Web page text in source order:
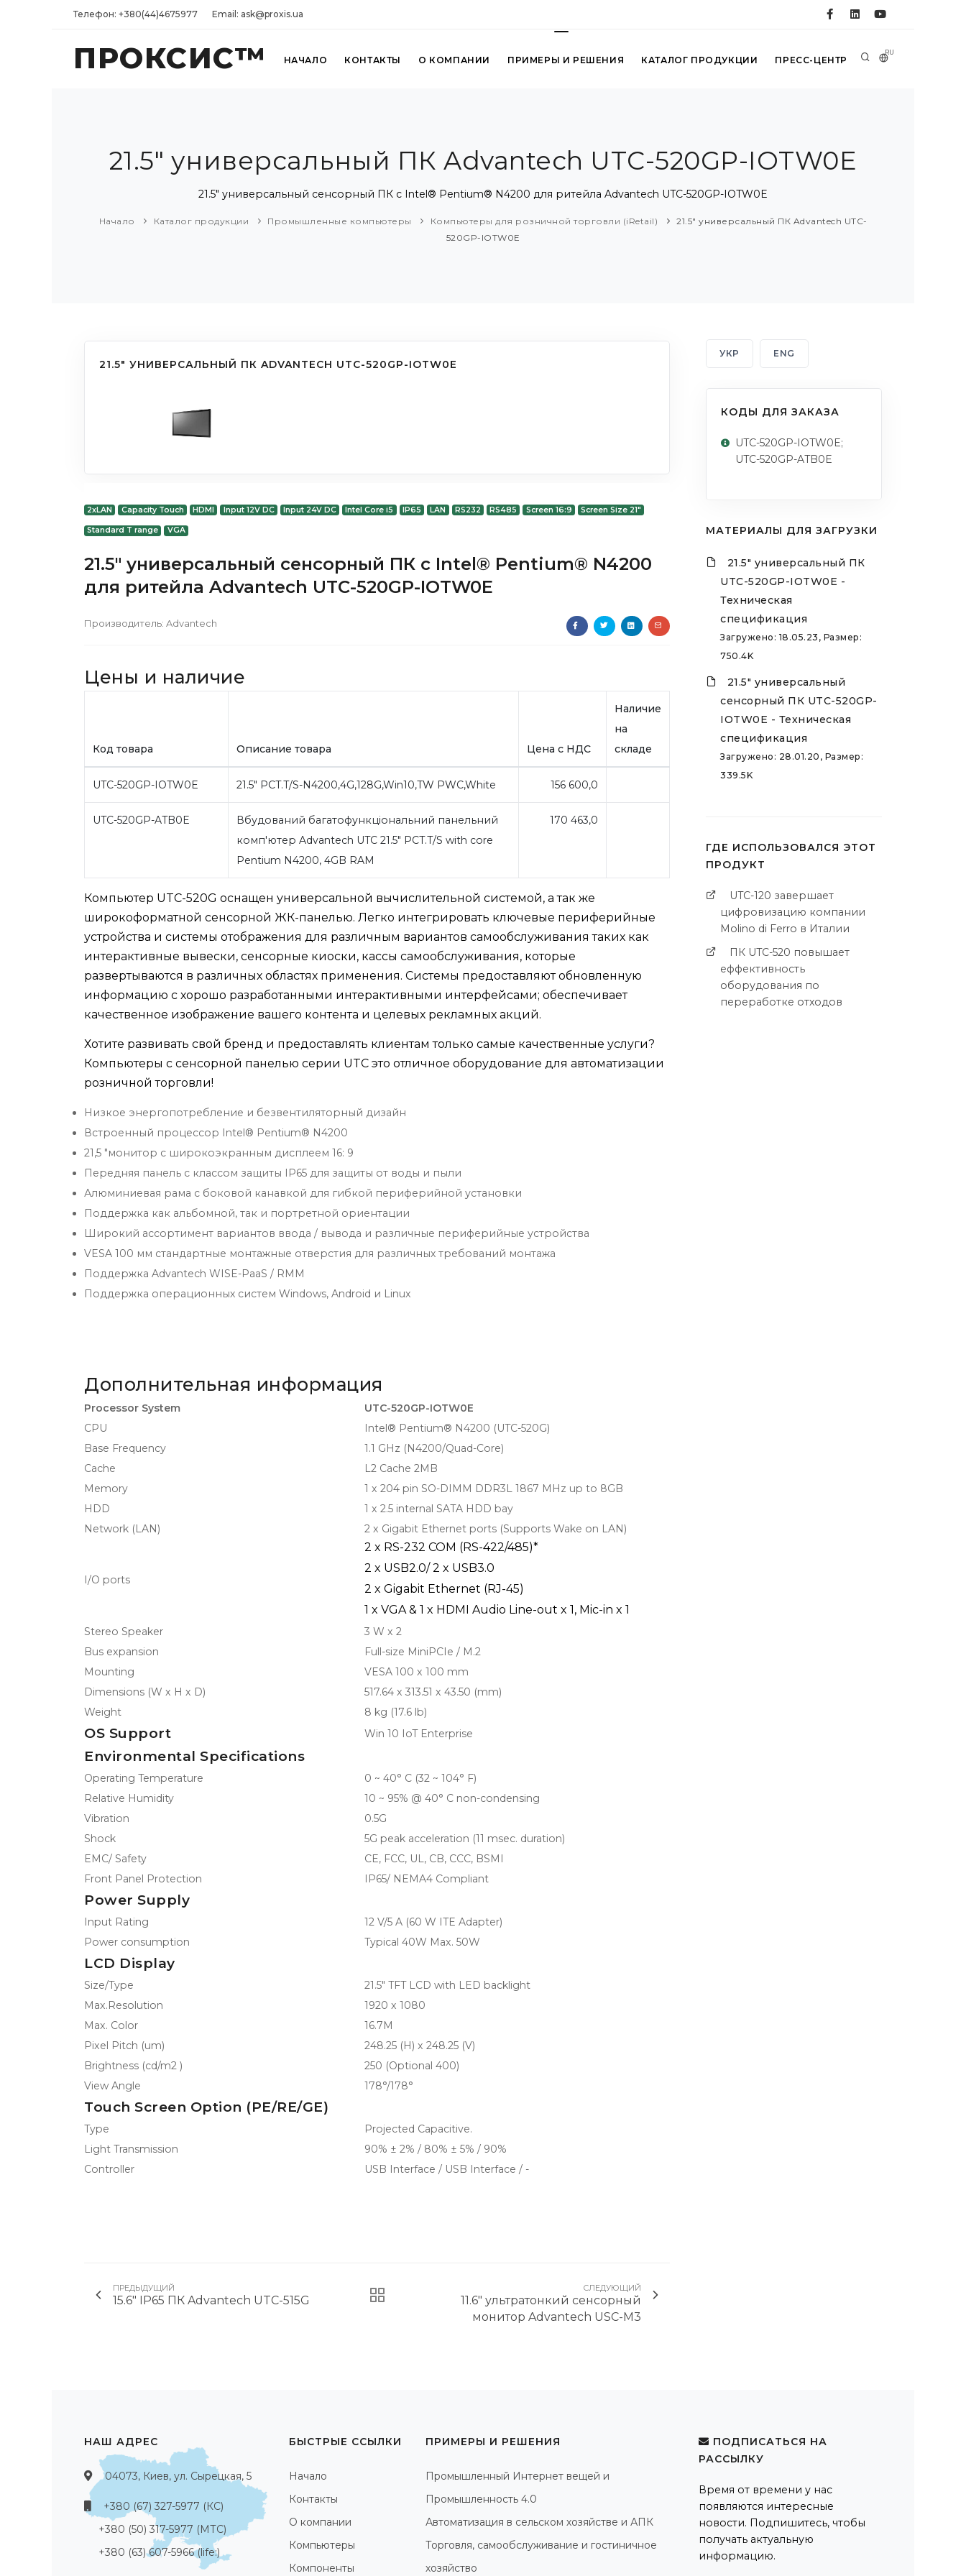
Телефон: +380(44)4675977 Email: ask@proxis.ua
ПРОКСИС™ RU
НАЧАЛО КОНТАКТЫ О КОМПАНИИ ПРИМЕРЫ И РЕШЕНИЯ КАТАЛОГ ПРОДУКЦИИ ПРЕСС-ЦЕНТР
21.5" универсальный ПК Advantech UTC-520GP-IOTW0E
21.5" универсальный сенсорный ПК с Intel® Pentium® N4200 для ритейла Advantech UTC-520GP-IOTW0E
Начало Каталог продукции Промышленные компьютеры Компьютеры для розничной торговли (iRetail)
21.5" универсальный ПК Advantech UTC-
520GP-IOTW0E
21.5" УНИВЕРСАЛЬНЫЙ ПК ADVANTECH UTC-520GP-IOTW0E
2xLAN Capacity Touch HDMI Input 12V DC Input 24V DC Intel Core i5 IP65 LAN RS232 RS485 Screen 16:9 Screen Size 21"
Standard T range VGA
21.5" универсальный сенсорный ПК с Intel® Pentium® N4200
для ритейла Advantech UTC-520GP-IOTW0E
Производитель: Advantech
Цены и наличие
Код товара Описание товара Цена с НДС
Наличие
на
складе
UTC-520GP-IOTW0E 21.5" PCT.T/S-N4200,4G,128G,Win10,TW PWC,White 156 600,0
UTC-520GP-ATB0E
Вбудований багатофункціональний панельний
комп'ютер Advantech UTC 21.5" PCT.T/S with core
Pentium N4200, 4GB RAM
170 463,0
Компьютер UTC-520G оснащен универсальной вычислительной системой, а так же
широкоформатной сенсорной ЖК-панелью. Легко интегрировать ключевые периферийные
устройства и системы отображения для различным вариантов самообслуживания таких как
интерактивные вывески, сенсорные киоски, кассы самообслуживания, которые
развертываются в различных областях применения. Системы предоставляют обновленную
информацию с хорошо разработанными интерактивными интерфейсами; обеспечивает
качественное изображение вашего контента и целевых рекламных акций.
Хотите развивать свой бренд и предоставлять клиентам только самые качественные услуги?
Компьютеры с сенсорной панелью серии UTC это отличное оборудование для автоматизации
розничной торговли!
Низкое энергопотребление и безвентиляторный дизайн
Встроенный процессор Intel® Pentium® N4200
21,5 "монитор с широкоэкранным дисплеем 16: 9
Передняя панель с классом защиты IP65 для защиты от воды и пыли
Алюминиевая рама с боковой канавкой для гибкой периферийной установки
Поддержка как альбомной, так и портретной ориентации
Широкий ассортимент вариантов ввода / вывода и различные периферийные устройства
VESA 100 мм стандартные монтажные отверстия для различных требований монтажа
Поддержка Advantech WISE-PaaS / RMM
Поддержка операционных систем Windows, Android и Linux
Дополнительная информация
Processor System
UTC-520GP-IOTW0E
CPU
Intel® Pentium® N4200 (UTC-520G)
Base Frequency
1.1 GHz (N4200/Quad-Core)
Cache
L2 Cache 2MB
Memory
1 x 204 pin SO-DIMM DDR3L 1867 MHz up to 8GB
HDD
1 x 2.5 internal SATA HDD bay
Network (LAN)
2 x Gigabit Ethernet ports (Supports Wake on LAN)
I/O ports
2 x RS-232 COM (RS-422/485)*
2 x USB2.0/ 2 x USB3.0
2 x Gigabit Ethernet (RJ-45)
1 x VGA & 1 x HDMI Audio Line-out x 1, Mic-in x 1
Stereo Speaker
3 W x 2
Bus expansion
Full-size MiniPCIe / M.2
Mounting
VESA 100 x 100 mm
Dimensions (W x H x D)
517.64 x 313.51 x 43.50 (mm)
Weight
8 kg (17.6 lb)
OS Support Win 10 IoT Enterprise
Environmental Specifications
Operating Temperature
0 ~ 40° C (32 ~ 104° F)
Relative Humidity
10 ~ 95% @ 40° C non-condensing
Vibration
0.5G
Shock
5G peak acceleration (11 msec. duration)
EMC/ Safety
CE, FCC, UL, CB, CCC, BSMI
Front Panel Protection
IP65/ NEMA4 Compliant
Power Supply
Input Rating
12 V/5 A (60 W ITE Adapter)
Power consumption
Typical 40W Max. 50W
LCD Display
Size/Type
21.5" TFT LCD with LED backlight
Max.Resolution
1920 x 1080
Max. Color
16.7M
Pixel Pitch (um)
248.25 (H) x 248.25 (V)
Brightness (cd/m2 )
250 (Optional 400)
View Angle
178°/178°
Touch Screen Option (PE/RE/GE)
Type
Projected Capacitive.
Light Transmission
90% ± 2% / 80% ± 5% / 90%
Controller
USB Interface / USB Interface / -
ПРЕДЫДУЩИЙ
15.6" IP65 ПК Advantech UTC-515G
СЛЕДУЮЩИЙ
11.6" ультратонкий сенсорный
монитор Advantech USC-M3
УКР ENG
КОДЫ ДЛЯ ЗАКАЗА
UTC-520GP-IOTW0E;
UTC-520GP-ATB0E
МАТЕРИАЛЫ ДЛЯ ЗАГРУЗКИ
21.5" универсальный ПК
UTC-520GP-IOTW0E -
Техническая
спецификация
Загружено: 18.05.23, Размер:
750.4K
21.5" универсальный
сенсорный ПК UTC-520GP-
IOTW0E - Техническая
спецификация
Загружено: 28.01.20, Размер:
339.5K
ГДЕ ИСПОЛЬЗОВАЛСЯ ЭТОТ
ПРОДУКТ
UTC-120 завершает
цифровизацию компании
Molino di Ferro в Италии
ПК UTC-520 повышает
еффективность
оборудования по
переработке отходов
НАШ АДРЕС
04073, Киев, ул. Сырецкая, 5
+380 (67) 327-5977 (КС)
+380 (50) 317-5977 (МТС)
+380 (63) 607-5966 (life:)
БЫСТРЫЕ ССЫЛКИ
Начало
Контакты
О компании
Компьютеры
Компоненты
ПРИМЕРЫ И РЕШЕНИЯ
Промышленный Интернет вещей и
Промышленность 4.0
Автоматизация в сельском хозяйстве и АПК
Торговля, самообслуживание и гостиничное
хозяйство
ПОДПИСАТЬСЯ НА
РАССЫЛКУ
Время от времени у нас
появляются интересные
новости. Подпишитесь, чтобы
получать актуальную
информацию.